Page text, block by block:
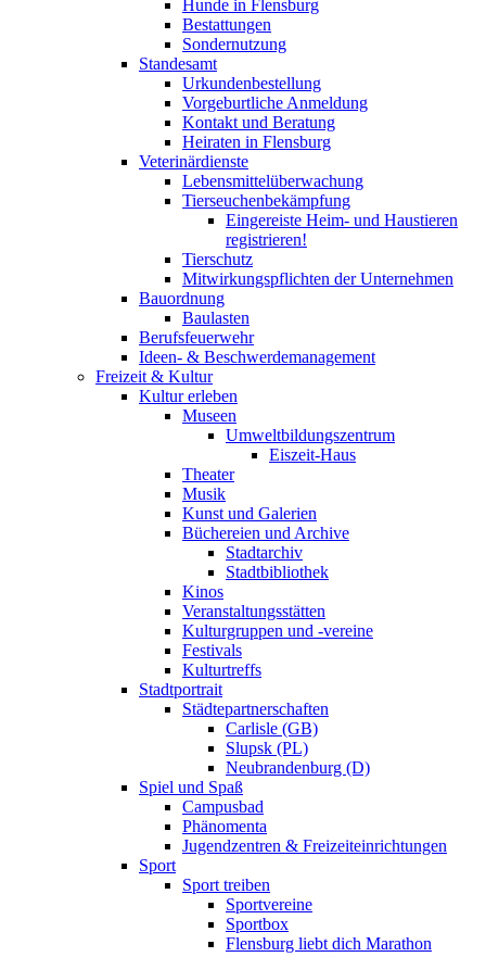
Hunde in Flensburg
Bestattungen
Sondernutzung
Standesamt
Urkundenbestellung
Vorgeburtliche Anmeldung
Kontakt und Beratung
Heiraten in Flensburg
Veterinärdienste
Lebensmittelüberwachung
Tierseuchenbekämpfung
Eingereiste Heim- und Haustieren
registrieren!
Tierschutz
Mitwirkungspflichten der Unternehmen
Bauordnung
Baulasten
Berufsfeuerwehr
Ideen- & Beschwerdemanagement
Freizeit & Kultur
Kultur erleben
Museen
Umweltbildungszentrum
Eiszeit-Haus
Theater
Musik
Kunst und Galerien
Büchereien und Archive
Stadtarchiv
Stadtbibliothek
Kinos
Veranstaltungsstätten
Kulturgruppen und -vereine
Festivals
Kulturtreffs
Stadtportrait
Städtepartnerschaften
Carlisle (GB)
Slupsk (PL)
Neubrandenburg (D)
Spiel und Spaß
Campusbad
Phänomenta
Jugendzentren & Freizeiteinrichtungen
Sport
Sport treiben
Sportvereine
Sportbox
Flensburg liebt dich Marathon